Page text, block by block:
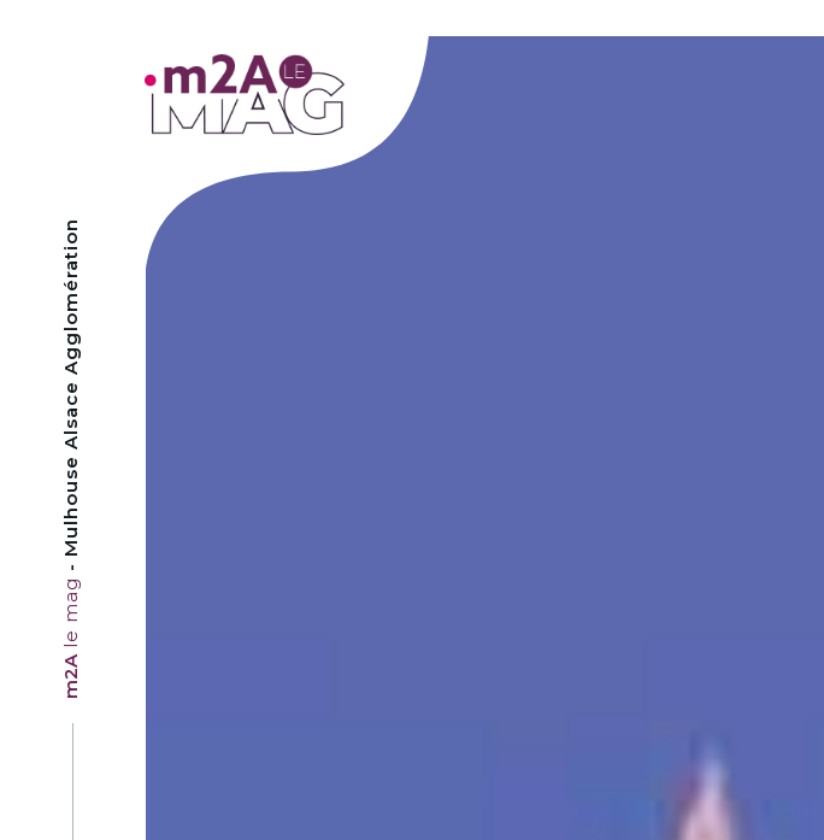
m2A
le mag
- Mulhouse Alsace Agglomération